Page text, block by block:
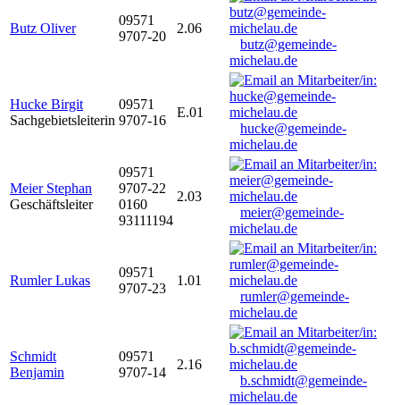
Butz Oliver
09571
9707-20
2.06
butz@gemeinde-
michelau.de
Hucke Birgit
Sachgebietsleiterin
09571
9707-16
E.01
hucke@gemeinde-
michelau.de
Meier Stephan
Geschäftsleiter
09571
9707-22
0160
93111194
2.03
meier@gemeinde-
michelau.de
Rumler Lukas
09571
9707-23
1.01
rumler@gemeinde-
michelau.de
Schmidt
Benjamin
09571
9707-14
2.16
b.schmidt@gemeinde-
michelau.de